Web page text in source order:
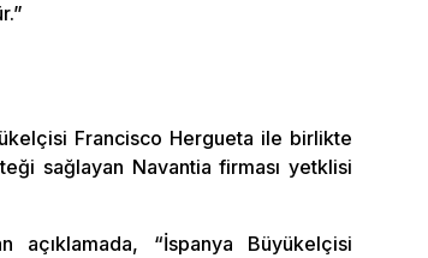
Francisco Hergueta ile birlikte
sağlayan Navantia firması yetklisi
açıklamada, “İspanya Büyükelçisi